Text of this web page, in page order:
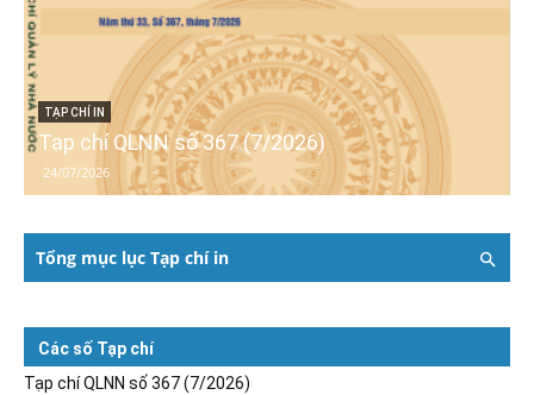
TẠP CHÍ IN
Tạp chí QLNN số 367 (7/2026)
24/07/2026
Tổng mục lục Tạp chí in
Các số Tạp chí
Tạp chí QLNN số 367 (7/2026)